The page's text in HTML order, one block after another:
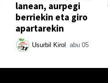
lanean, aurpegi
berriekin eta giro
apartarekin
Usurbil Kirol abu 05